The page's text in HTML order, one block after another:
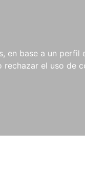
en base a un perfil
el uso de